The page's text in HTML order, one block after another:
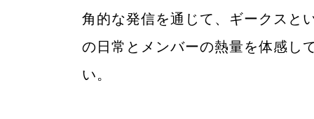
角的な発信を通じて、ギークスと
の日常とメンバーの熱量を体感し
い。